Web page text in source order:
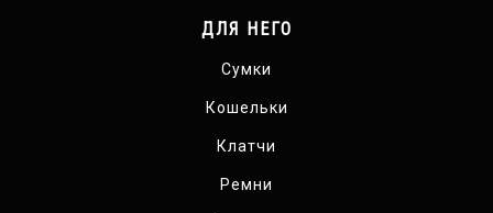
ДЛЯ НЕГО
Сумки
Кошельки
Клатчи
Ремни